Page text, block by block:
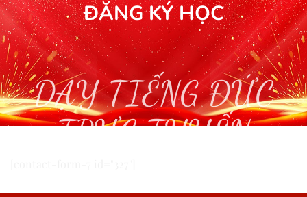
ĐĂNG KÝ HỌC
DẠY TIẾNG ĐỨC
TRỰC TUYẾN